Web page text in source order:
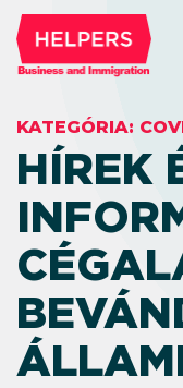
KATEGÓRIA:
HÍREK